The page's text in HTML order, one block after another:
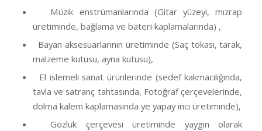
Müzik enstrümanlarında (Gitar yüzeyi, mızrap
üretiminde, bağlama ve bateri kaplamalarında) ,
Bayan aksesuarlarının üretiminde (Saç tokası, tarak,
malzeme kutusu, ayna kutusu),
El islemeli sanat ürünlerinde (sedef kakmacılığında,
tavla ve satranç tahtasında, Fotoğraf çerçevelerinde,
dolma kalem kaplamasında ye yapay inci üretiminde),
Gözlük çerçevesi üretiminde yaygın olarak